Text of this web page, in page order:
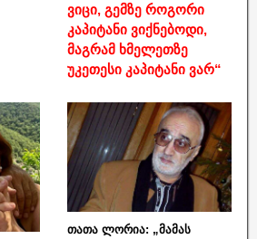
ვიცი, გემზე როგორი
კაპიტანი ვიქნებოდი,
მაგრამ ხმელეთზე
უკეთესი კაპიტანი ვარ“
თათა ლორია: „მამას